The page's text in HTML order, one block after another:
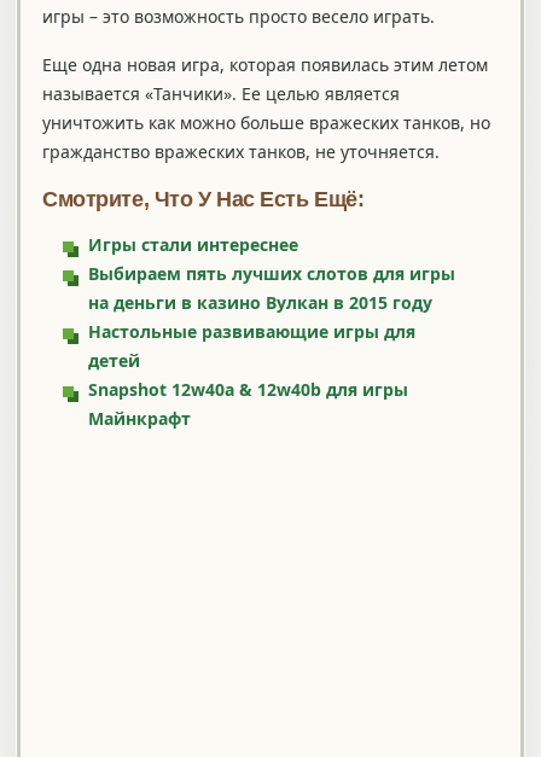
игры – это возможность просто весело играть.
Еще одна новая игра, которая появилась этим летом
называется «Танчики». Ее целью является
уничтожить как можно больше вражеских танков, но
гражданство вражеских танков, не уточняется.
Смотрите, Что У Нас Есть Ещё:
Игры стали интереснее
Выбираем пять лучших слотов для игры
на деньги в казино Вулкан в 2015 году
Настольные развивающие игры для
детей
Snapshot 12w40a & 12w40b для игры
Майнкрафт